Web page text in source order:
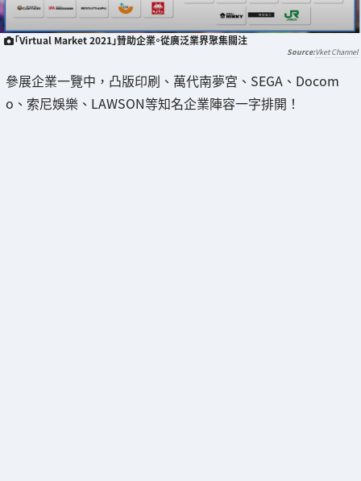
「Virtual Market 2021」贊助企業。從廣泛業界聚集關注
Vket Channel
參展企業一覽中，凸版印刷、萬代南夢宮、SEGA、Docom
o、索尼娛樂、LAWSON等知名企業陣容一字排開！